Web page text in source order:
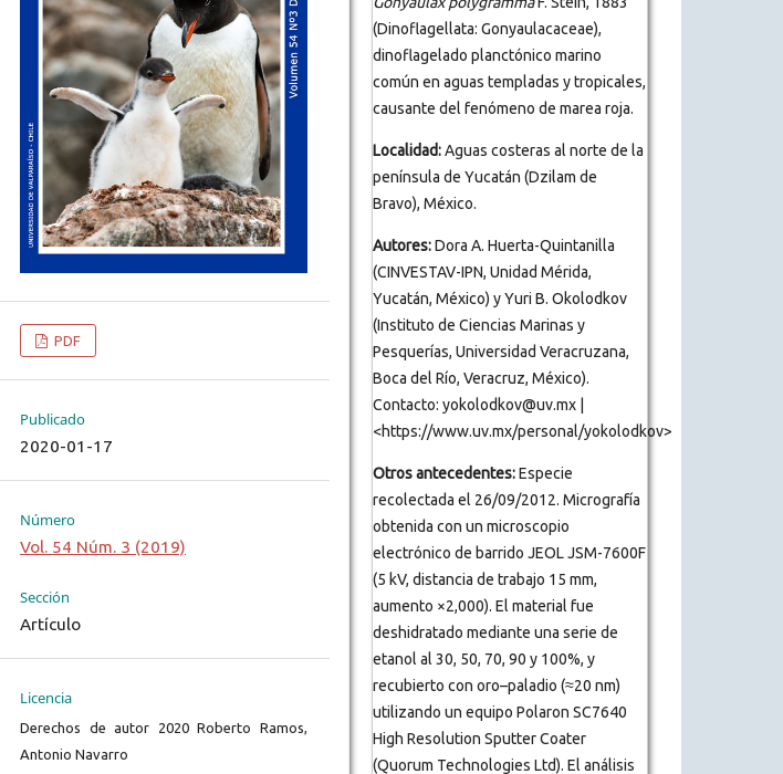
PDF
Publicado
2020-01-17
Número
Vol. 54 Núm. 3 (2019)
Sección
Artículo
Licencia
Derechos de autor 2020 Roberto Ramos,
Antonio Navarro
(Dinoflagellata: Gonyaulacaceae),
dinoflagelado planctónico marino
común en aguas templadas y tropicales,
causante del fenómeno de marea roja.
Localidad:Aguas costeras al norte de la
península de Yucatán (Dzilam de
Bravo), México.
Autores:Dora A. Huerta-Quintanilla
(CINVESTAV-IPN, Unidad Mérida,
Yucatán, México) y Yuri B. Okolodkov
(Instituto de Ciencias Marinas y
Pesquerías, Universidad Veracruzana,
Boca del Río, Veracruz, México).
Contacto: yokolodkov@uv.mx |
<https://www.uv.mx/personal/yokolodkov>
Otros antecedentes:Especie
recolectada el 26/09/2012. Micrografía
obtenida con un microscopio
electrónico de barrido JEOL JSM-7600F
(5 kV, distancia de trabajo 15 mm,
aumento ×2,000). El material fue
deshidratado mediante una serie de
etanol al 30, 50, 70, 90 y 100%, y
recubierto con oro–paladio (≈20 nm)
utilizando un equipo Polaron SC7640
High Resolution Sputter Coater
(Quorum Technologies Ltd). El análisis